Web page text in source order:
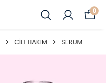
0
CİLT BAKIM SERUM